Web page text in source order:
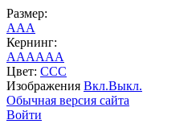
Размер:
AAA
Кернинг:
AAAAAA
Цвет: CCC
Изображения Вкл.Выкл.
Обычная версия сайта
Войти